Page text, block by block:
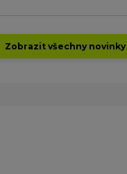
Zobrazit všechny novinky